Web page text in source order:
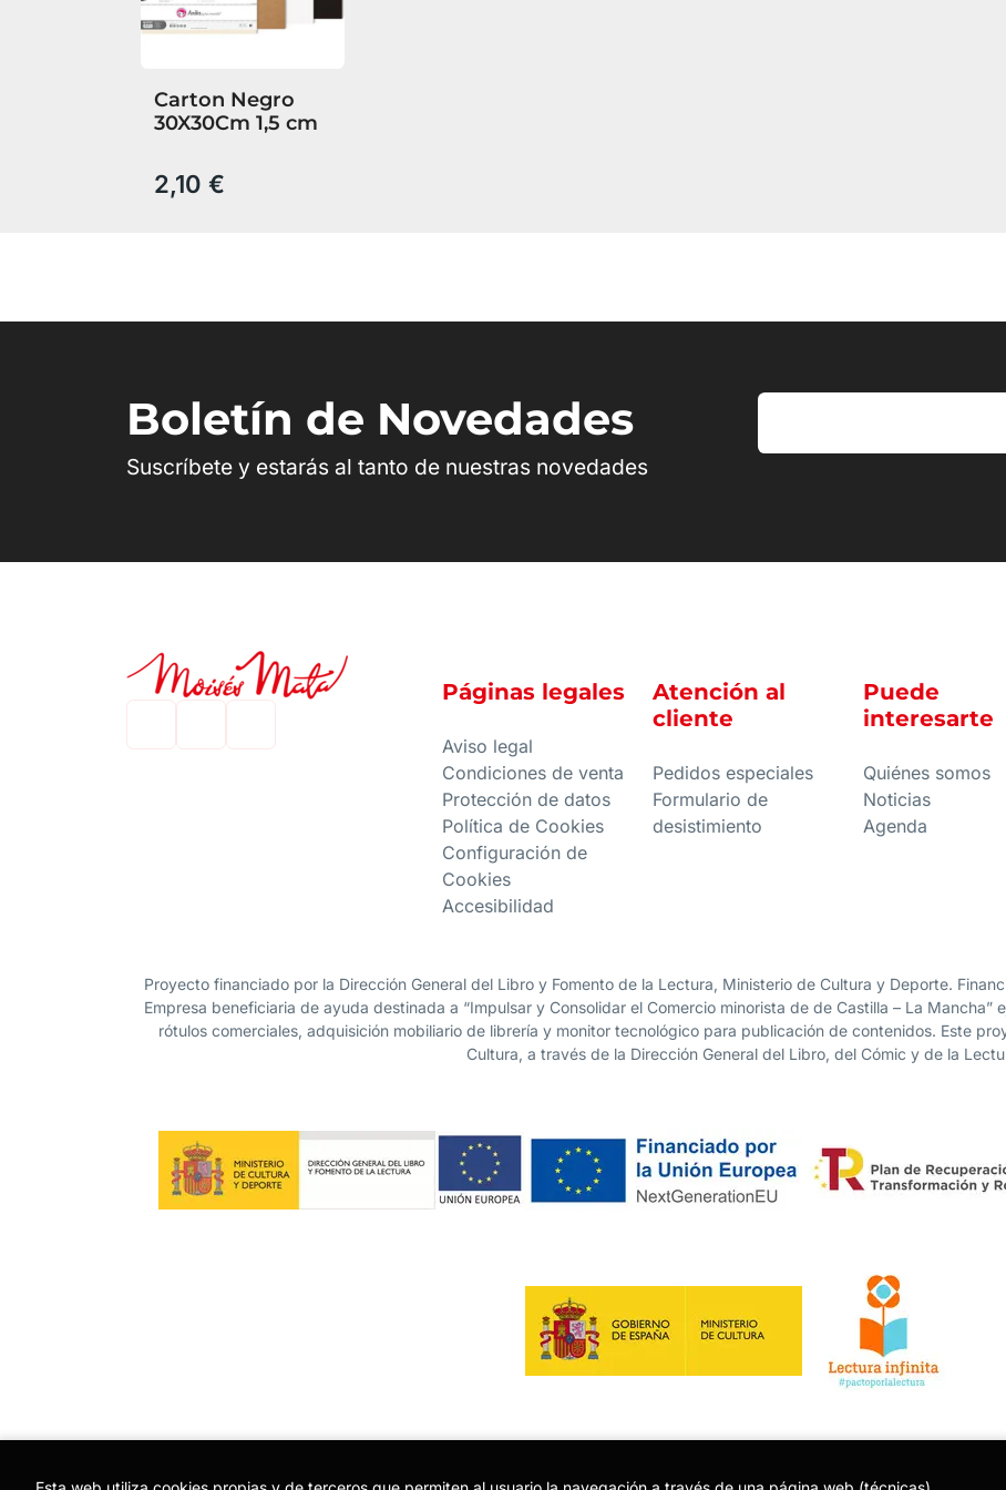
Carton Negro
30X30Cm 1,5 cm
2,10 €
Boletín de Novedades
Suscríbete y estarás al tanto de nuestras novedades
Páginas legales
Aviso legal
Condiciones de venta
Protección de datos
Política de Cookies
Configuración de
Cookies
Accesibilidad
Atención al
cliente
Pedidos especiales
Formulario de
desistimiento
Puede
interesarte
Quiénes somos
Noticias
Agenda
Proyecto financiado por la Dirección General del Libro y Fomento de la Lectura, Ministerio de Cultura y Deporte.
Empresa beneficiaria de ayuda destinada a “Impulsar y Consolidar el Comercio minorista de de Castilla – La
rótulos comerciales, adquisición mobiliario de librería y monitor tecnológico para publicación de contenidos. Este
Cultura, a través de la Dirección General del Libro, del Cómic y de la